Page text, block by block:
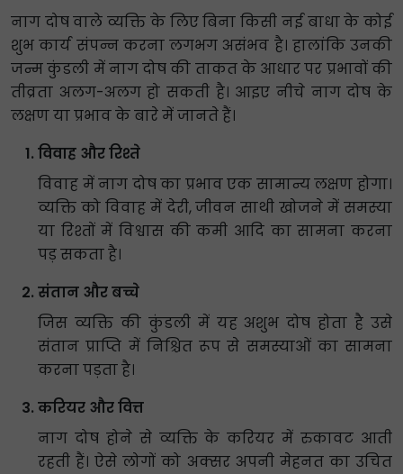
नाग दोष वाले व्यक्ति के लिए बिना किसी नई बाधा के कोई
शुभ कार्य संपन्न करना लगभग असंभव है। हालांकि उनकी
जन्म कुंडली में नाग दोष की ताकत के आधार पर प्रभावों की
तीव्रता अलग-अलग हो सकती है। आइए नीचे नाग दोष के
लक्षण या प्रभाव के बारे में जानते हैं।
विवाह और रिश्ते
विवाह में नाग दोष का प्रभाव एक सामान्य लक्षण होगा।
व्यक्ति को विवाह में देरी, जीवन साथी खोजने में समस्या
या रिश्तों में विश्वास की कमी आदि का सामना करना
पड़ सकता है।
संतान और बच्चे
जिस व्यक्ति की कुंडली में यह अशुभ दोष होता है उसे
संतान प्राप्ति में निश्चित रूप से समस्याओं का सामना
करना पड़ता है।
करियर और वित्त
नाग दोष होने से व्यक्ति के करियर में रुकावट आती
रहती हैं। ऐसे लोगों को अक्सर अपनी मेहनत का उचित